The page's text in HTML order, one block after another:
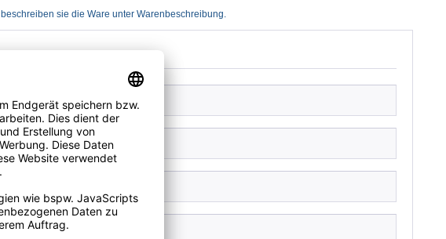
sie die Ware unter Warenbeschreibung.